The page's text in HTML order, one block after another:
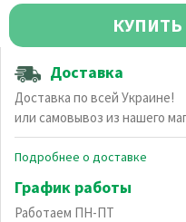
Доставка
Доставка по всей Украине!
или самовывоз из нашего
Подробнее о доставке
График работы
Работаем ПН-ПТ